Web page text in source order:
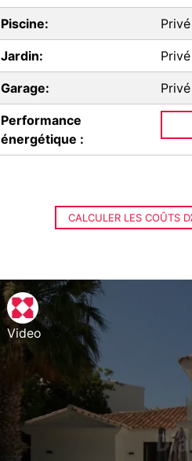
Piscine: Privé
Jardin: Privé
Garage: Privé
Performance
énergétique :
CALCULER LES COÛTS
Video